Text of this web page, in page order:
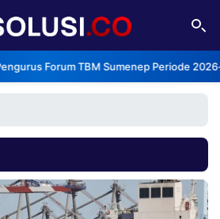
Forum TBM Sumenep Periode